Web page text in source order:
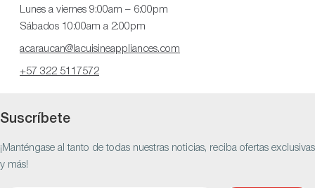
Lunes a viernes 9:00am – 6:00pm
Sábados 10:00am a 2:00pm
acaraucan@lacuisineappliances.com
+57 322 5117572
Suscríbete
¡Manténgase al tanto de todas nuestras noticias, reciba ofertas exclusivas
y más!